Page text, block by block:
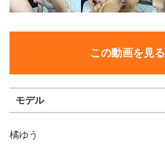
この動画を見る
モデル
橘ゆう